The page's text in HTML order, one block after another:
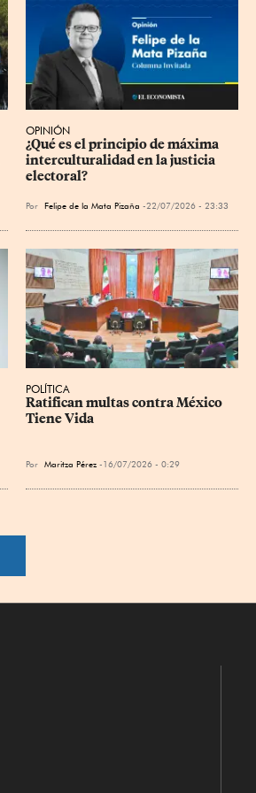
OPINIÓN
¿Qué es el principio de máxima
interculturalidad en la justicia
electoral?
Por Felipe de la Mata Pizaña 22/07/2026 - 23:33
POLÍTICA
Ratifican multas contra México
Tiene Vida
Por Maritza Pérez 16/07/2026 - 0:29